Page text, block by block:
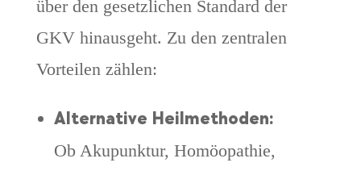
über den gesetzlichen Standard der
GKV hinausgeht. Zu den zentralen
Vorteilen zählen:
Alternative Heilmethoden:
Ob Akupunktur, Homöopathie,